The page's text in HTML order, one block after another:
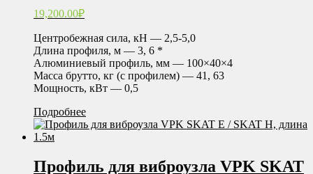
19,200.00₽
Центробежная сила, кН — 2,5-5,0
Длина профиля, м — 3, 6 *
Алюминиевый профиль, мм — 100×40×4
Масса брутто, кг (с профилем) — 41, 63
Мощность, кВт — 0,5
Подробнее
Профиль для виброузла VPK SKAT